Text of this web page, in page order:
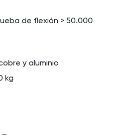
de flexión > 50.000
y aluminio
kg